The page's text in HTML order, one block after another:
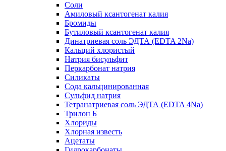
Соли
Амиловый ксантогенат калия
Бромиды
Бутиловый ксантогенат калия
Динатриевая соль ЭДТА (EDTA 2Na)
Кальций хлористый
Натрия бисульфит
Перкарбонат натрия
Силикаты
Сода кальцинированная
Сульфид натрия
Тетранатриевая соль ЭДТА (EDTA 4Na)
Трилон Б
Хлориды
Хлорная известь
Ацетаты